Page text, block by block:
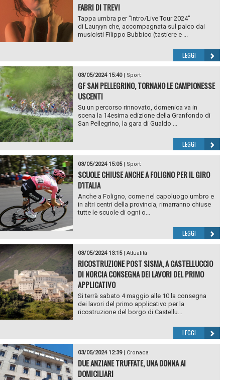
FABRI DI TREVI
Tappa umbra per "Intro/Live Tour 2024"
di Lauryyn che, accompagnata sul palco dai
musicisti Filippo Bubbico (tastiere e ...
LEGGI
03/05/2024 15:40| Sport
GF SAN PELLEGRINO, TORNANO LE CAMPIONESSE
USCENTI
Su un percorso rinnovato, domenica va in
scena la 14esima edizione della Granfondo di
San Pellegrino, la gara di Gualdo ...
LEGGI
03/05/2024 15:05| Sport
SCUOLE CHIUSE ANCHE A FOLIGNO PER IL GIRO
D'ITALIA
Anche a Foligno, come nel capoluogo umbro e
in altri centri della provincia, rimarranno chiuse
tutte le scuole di ogni o...
LEGGI
03/05/2024 13:15| Attualità
RICOSTRUZIONE POST SISMA, A CASTELLUCCIO
DI NORCIA CONSEGNA DEI LAVORI DEL PRIMO
APPLICATIVO
Si terrà sabato 4 maggio alle 10 la consegna
dei lavori del primo applicativo per la
ricostruzione del borgo di Castellu...
LEGGI
03/05/2024 12:39| Cronaca
DUE ANZIANE TRUFFATE, UNA DONNA AI
DOMICILIARI